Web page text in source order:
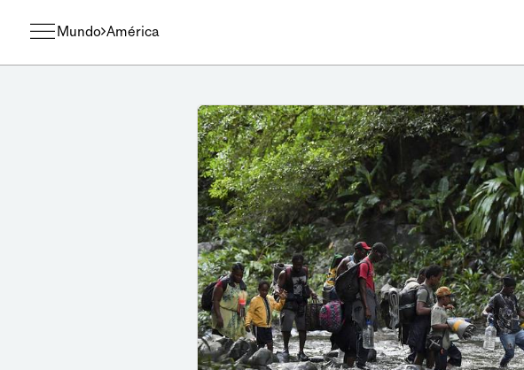
Mundo América